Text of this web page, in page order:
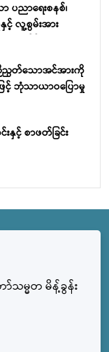
ညာရေးစနစ်၊
လူ့စွမ်းအား
အပိုင်း (၁)
ညီညွတ်သောအင်အားကို
င့် ဘုံသာယာဝပြောမှု
နှင့် စာဖတ်ခြင်း
သမ္မတ မိန့်ခွန်း